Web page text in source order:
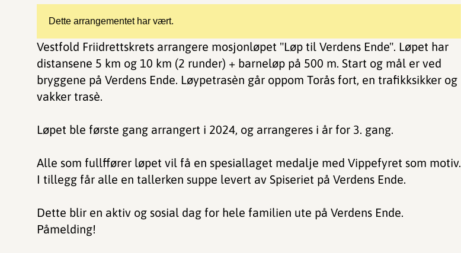
Dette arrangementet har vært.
Vestfold Friidrettskrets arrangere mosjonløpet "Løp til Verdens Ende". Løpet har
distansene 5 km og 10 km (2 runder) + barneløp på 500 m. Start og mål er ved
bryggene på Verdens Ende. Løypetrasèn går oppom Torås fort, en trafikksikker og
vakker trasè.
Løpet ble første gang arrangert i 2024, og arrangeres i år for 3. gang.
Alle som fullffører løpet vil få en spesiallaget medalje med Vippefyret som motiv.
I tillegg får alle en tallerken suppe levert av Spiseriet på Verdens Ende.
Dette blir en aktiv og sosial dag for hele familien ute på Verdens Ende.
Påmelding!